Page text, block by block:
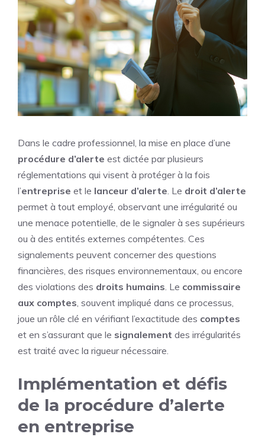
Dans le cadre professionnel, la mise en place d’une
procédure d’alerte est dictée par plusieurs
réglementations qui visent à protéger à la fois
l’entreprise et le lanceur d’alerte . Le droit d’alerte
permet à tout employé, observant une irrégularité ou
une menace potentielle, de le signaler à ses supérieurs
ou à des entités externes compétentes. Ces
signalements peuvent concerner des questions
financières, des risques environnementaux, ou encore
des violations des droits humains . Le commissaire
aux comptes , souvent impliqué dans ce processus,
joue un rôle clé en vérifiant l’exactitude des comptes
et en s’assurant que le signalement des irrégularités
est traité avec la rigueur nécessaire.
Implémentation et défis
de la procédure d’alerte
en entreprise